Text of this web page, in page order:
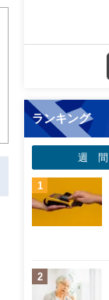
ランキング
週 間